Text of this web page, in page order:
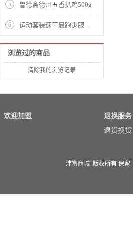
5 鲁德斋德州五香扒鸡500g
6 运动套装速干晨跑步服足球训练服健身田径男夏季宽松新款休闲运动服 刑释夏服
浏览过的商品
清除我的浏览记录
欢迎加盟
退换服务
退货换货
沛富商城 版权所有 保留